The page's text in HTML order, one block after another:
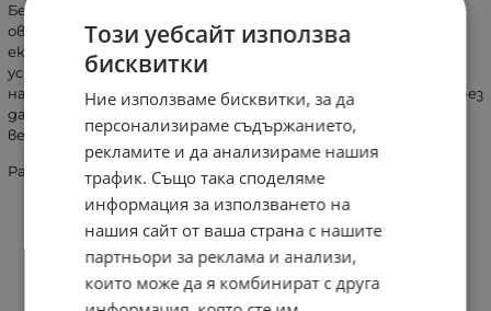
Бебешкото олио за тяло Бочко успокоява, подхранва и
овлажнява бебешката кожа благодарение на формула с
екстракт от лавандула. Билката лавандула има
успокояващо и антисептично действие, а основата от
натурални масла хидратира и омекотява. Попива бързо, без
да оставя мазни следи. Идеално за употреба след
вечерната баня, още от първия ден.
Разфасовка150 мл
Този уебсайт използва
бисквитки
Ние използваме бисквитки, за да
персонализираме съдържанието,
рекламите и да анализираме нашия
трафик. Също така споделяме
информация за използването на
нашия сайт от ваша страна с нашите
партньори за реклама и анализи,
които може да я комбинират с друга